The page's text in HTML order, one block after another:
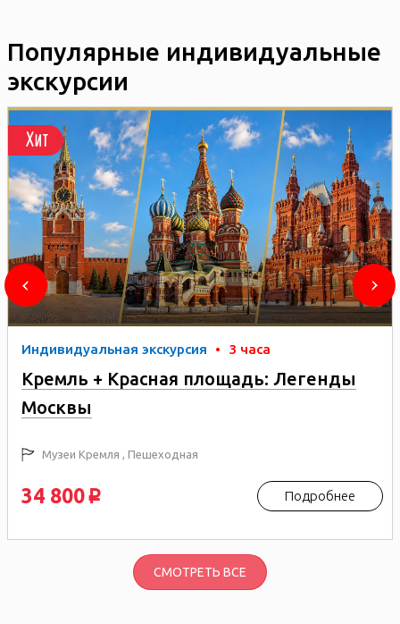
Популярные индивидуальные
экскурсии
Хит
Индивидуальная экскурсия • 3 часа
Кремль + Красная площадь: Легенды
Москвы
Музеи Кремля , Пешеходная
34 800 p Подробнее
СМОТРЕТЬ ВСЕ